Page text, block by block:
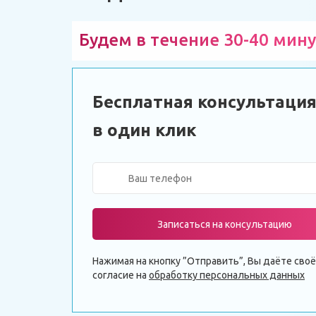
Будем в течение 30-40
Бесплатная консультация
в один клик
Записаться на консультацию
Нажимая на кнопку ”Отправить”, Вы даёте своё
согласие на обработку персональных данных